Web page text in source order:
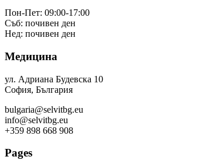
Пон-Пет: 09:00-17:00
Съб: почивен ден
Нед: почивен ден
Медицина
ул. Адриана Будевска 10
София, България
bulgaria@selvitbg.eu
info@selvitbg.eu
+359 898 668 908
Pages